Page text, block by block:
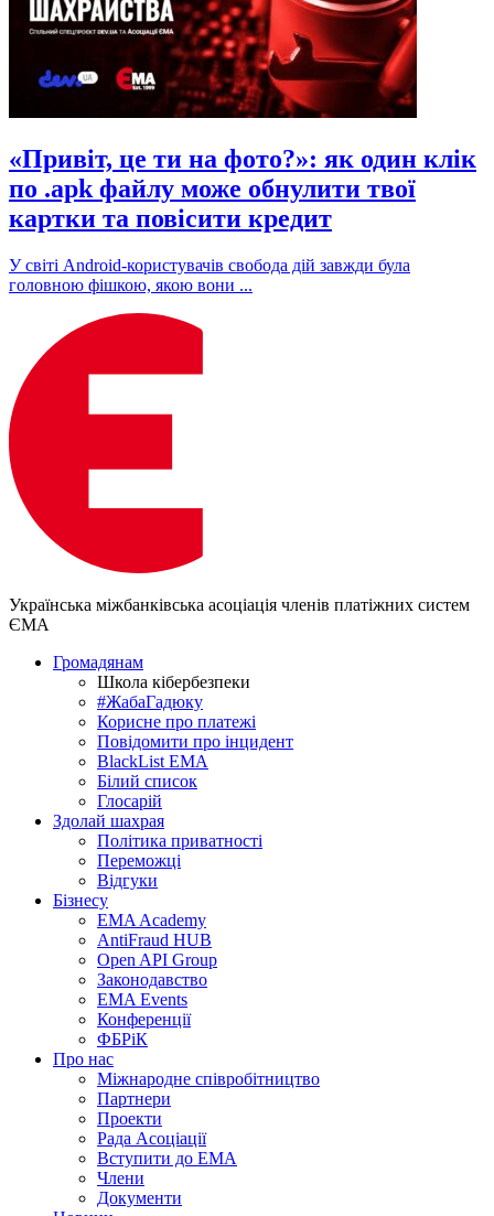
«Привіт, це ти на фото?»: як один клік
по .apk файлу може обнулити твої
картки та повісити кредит
У світі Android-користувачів свобода дій завжди була
головною фішкою, якою вони ...
Українська міжбанківська асоціація членів платіжних систем
ЄМА
Громадянам
Школа кібербезпеки
#ЖабаГадюку
Корисне про платежі
Повідомити про інцидент
BlackList EMA
Білий список
Глосарій
Здолай шахрая
Політика приватності
Переможцi
Відгуки
Бізнесу
EMA Academy
AntiFraud HUB
Open API Group
Законодавство
EMA Events
Конференції
ФБРіК
Про нас
Міжнародне співробітництво
Партнери
Проекти
Рада Асоціації
Вступити до ЕМА
Члени
Документи